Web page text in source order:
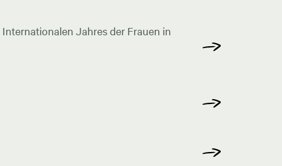
Jahres der Frauen in